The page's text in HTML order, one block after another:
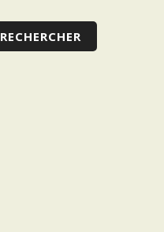
RECHERCHER